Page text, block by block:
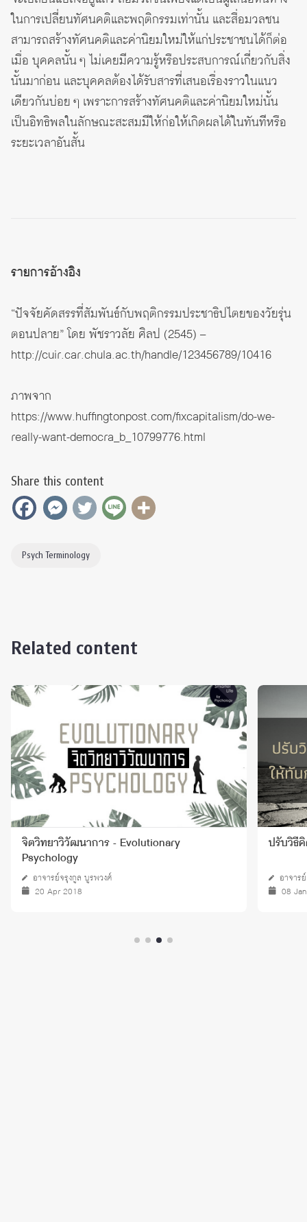
ในการเปลี่ยนทัศนคติและพฤติกรรมเท่านั้น และสื่อมวลชน
สามารถสร้างทัศนคติและค่านิยมใหม่ให้แก่ประชาชนได้ก็ต่อ
เมื่อ บุคคลนั้น ๆ ไม่เคยมีความรู้หรือประสบการณ์เกี่ยวกับสิ่ง
นั้นมาก่อน และบุคคลต้องได้รับสารที่เสนอเรื่องราวในแนว
เดียวกันบ่อย ๆ เพราะการสร้างทัศนคติและค่านิยมใหม่นั้น
เป็นอิทธิพลในลักษณะสะสมมีให้ก่อให้เกิดผลได้ในทันทีหรือ
ระยะเวลาอันสั้น
รายการอ้างอิง
“ปัจจัยคัดสรรที่สัมพันธ์กับพฤติกรรมประชาธิปไตยของวัยรุ่น
ตอนปลาย” โดย พัชราวลัย ศิลป (2545) –
http://cuir.car.chula.ac.th/handle/123456789/10416
ภาพจาก
https://www.huffingtonpost.com/fixcapitalism/do-we-
really-want-democra_b_10799776.html
Share this content
Psych Terminology
Related content
จิตวิทยาวิวัฒนาการ - Evolutionary
Psychology
อาจารย์จรุงกูล บูรพวงศ์
20 Apr 2018
ปรับวิธี
อาจาร
08